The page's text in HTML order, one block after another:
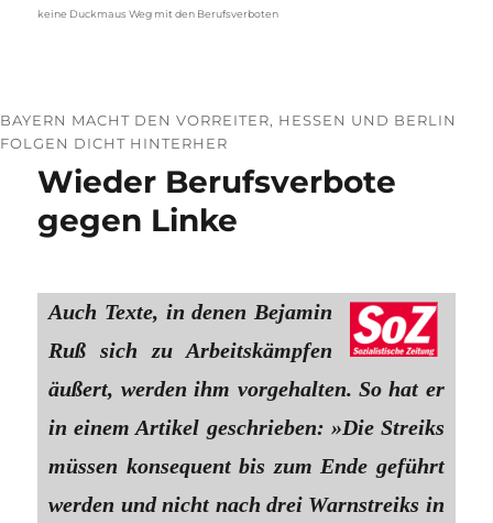
keine Duckmaus Weg mit den Berufsverboten
BAYERN MACHT DEN VORREITER, HESSEN UND BERLIN
FOLGEN DICHT HINTERHER
Wieder Berufsverbote
gegen Linke
Auch Texte, in denen Bejamin
Ruß sich zu Arbeitskämpfen
äußert, werden ihm vorgehalten. So hat er
in einem Artikel geschrieben: »Die Streiks
müssen konsequent bis zum Ende geführt
werden und nicht nach drei Warnstreiks in